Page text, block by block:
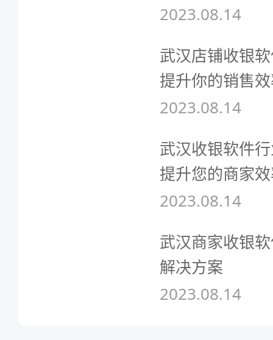
2023.08.14
武汉店铺收银
提升你的销售
2023.08.14
武汉收银软件
提升您的商家
2023.08.14
武汉商家收银
解决方案
2023.08.14